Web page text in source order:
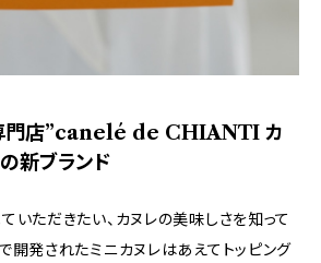
門店”canelé de CHIANTI カ
新ブランド
いただきたい、カヌレの美味しさを知って
開発されたミニカヌレはあえてトッピング